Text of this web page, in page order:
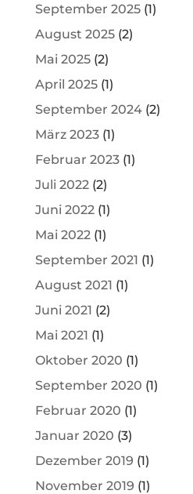
September 2025(1)
August 2025(2)
Mai 2025(2)
April 2025(1)
September 2024(2)
März 2023(1)
Februar 2023(1)
Juli 2022(2)
Juni 2022(1)
Mai 2022(1)
September 2021 (1)
August 2021 (1)
Juni 2021 (2)
Mai 2021 (1)
Oktober 2020 (1)
September 2020 (1)
Februar 2020 (1)
Januar 2020 (3)
Dezember 2019 (1)
November 2019 (1)